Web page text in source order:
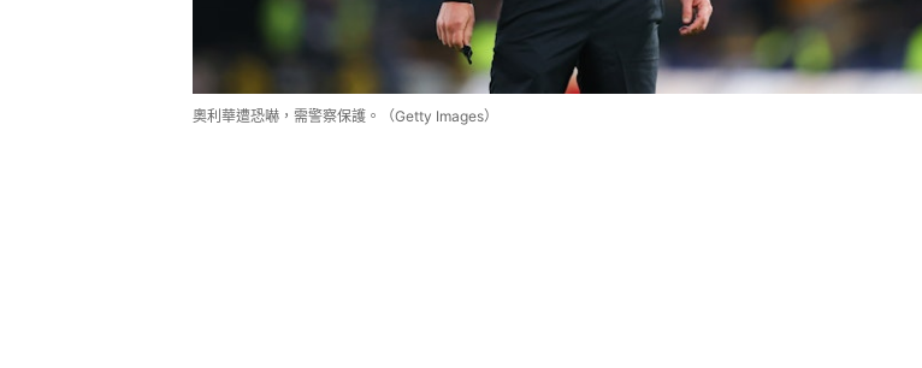
奧利華遭恐嚇，需警察保護。（Getty Images）